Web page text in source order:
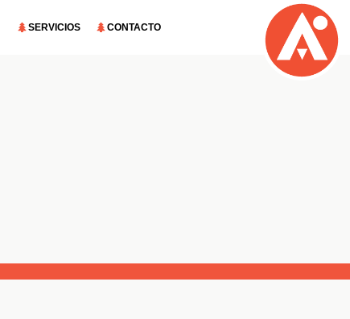
SERVICIOS CONTACTO